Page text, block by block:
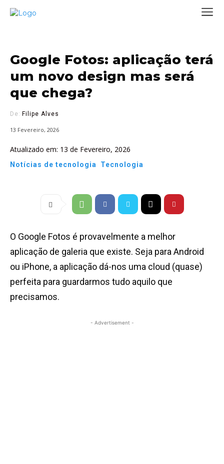
Google Fotos: aplicação terá
um novo design mas será
que chega?
De: Filipe Alves
13 Fevereiro, 2026
Atualizado em: 13 de Fevereiro, 2026
Notícias de tecnologia Tecnologia
O Google Fotos é provavelmente a melhor
aplicação de galeria que existe. Seja para Android
ou iPhone, a aplicação dá-nos uma cloud (quase)
perfeita para guardarmos tudo aquilo que
precisamos.
- Advertisement -